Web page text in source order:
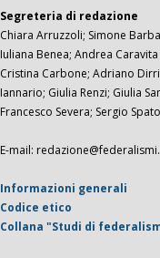
Segreteria di redazione
Chiara Arruzzoli; Simone
Iuliana Benea; Andrea
Cristina Carbone; Adriano
Iannario; Giulia Renzi; Giulia
Francesco Severa; Sergio
E-mail:
Informazioni generali
Codice etico
Collana "Studi di